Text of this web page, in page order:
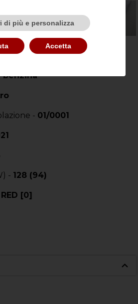
MOTO
benzina
- 01/0001
- 128 (94)
RED [0]
di più e personalizza
Accetta